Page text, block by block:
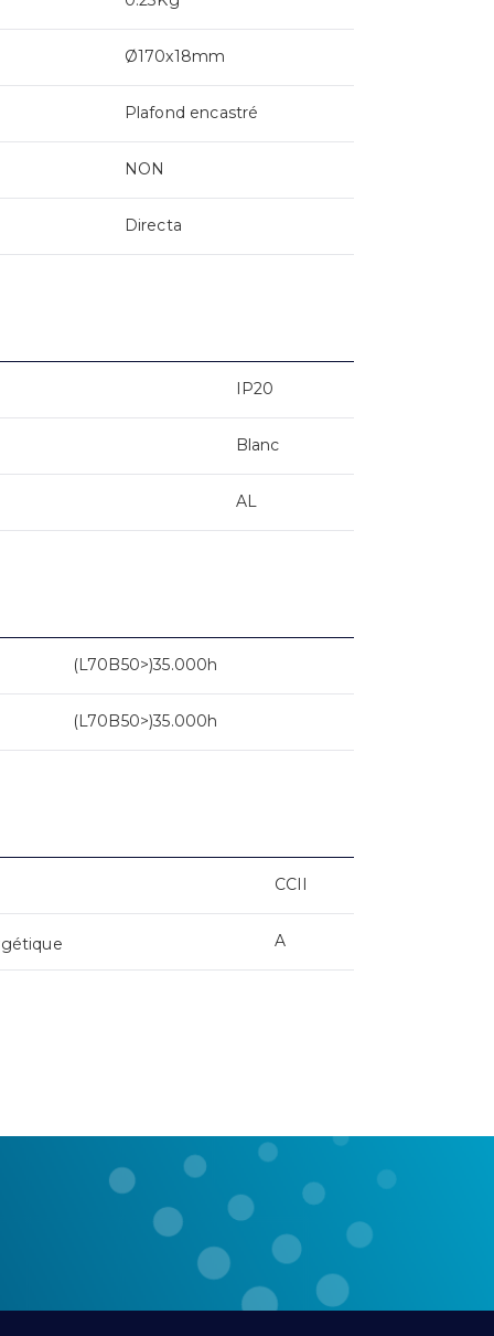
Ø170x18mm
Plafond encastré
NON
Directa
IP20
Blanc
AL
(L70B50>)35.000h
(L70B50>)35.000h
CCII
A